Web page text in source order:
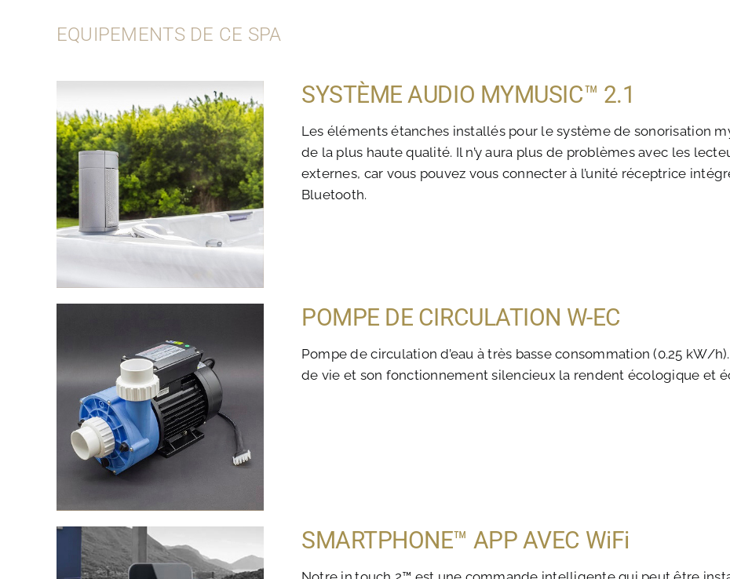
EQUIPEMENTS DE CE SPA
SYSTÈME AUDIO MYMUSIC™ 2.1
Les éléments étanches installés pour le système de sonorisation
de la plus haute qualité. Il n’y aura plus de problèmes avec les
externes, car vous pouvez vous connecter à l’unité réceptrice
Bluetooth.
POMPE DE CIRCULATION W-EC
Pompe de circulation d’eau à très basse consommation (0.25 kW/
de vie et son fonctionnement silencieux la rendent écologique et
SMARTPHONE™ APP AVEC WiFi